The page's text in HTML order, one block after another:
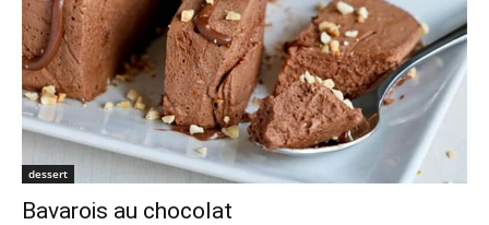
dessert
Bavarois au chocolat